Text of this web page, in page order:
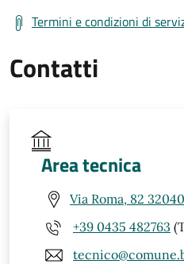
Termini e condizioni di
Contatti
Area tecnica
Via Roma, 82
+39 0435 482763